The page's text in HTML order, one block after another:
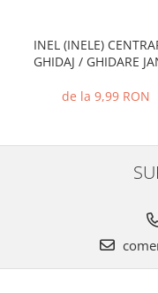
INEL (INELE)
GHIDAJ / GHIDARE
de la 9,99 RON